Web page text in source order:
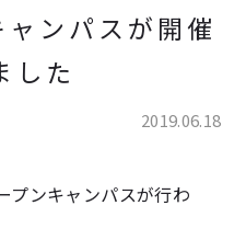
ンパスが開催
した
2019.06.18
プンキャンパスが行わ